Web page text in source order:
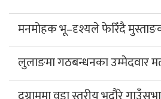
मनमोहक भू–दृश्यले फेरिँदै
लुलाङमा गठबन्धनका उम्मेदवार